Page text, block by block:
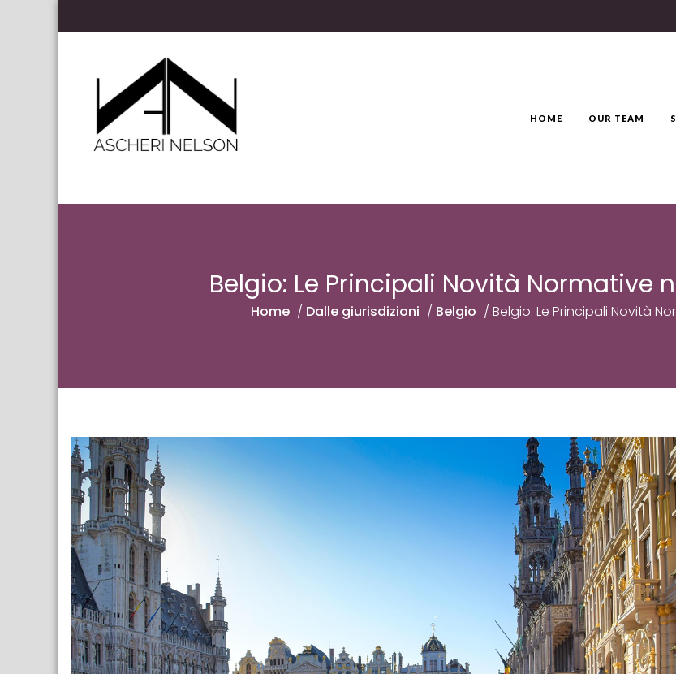
Ascheri Nelson LLP
HOME OUR TEAM
Belgio: Le Principali Novità Normative
Home / Dalle giurisdizioni / Belgio / Belgio: Le Principali Novità